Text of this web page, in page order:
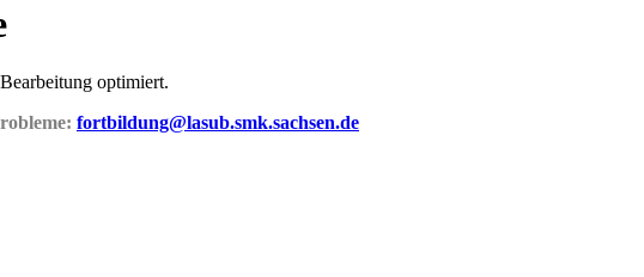
optimiert.
fortbildung@lasub.smk.sachsen.de